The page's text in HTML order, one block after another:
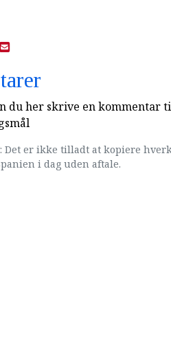
du her skrive en kommentar
Det er ikke tilladt at kopiere
i dag uden aftale.